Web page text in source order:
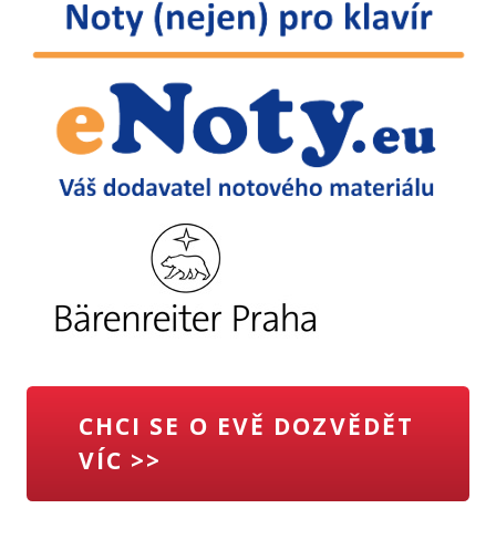
CHCI SE O EVĚ DOZVĚDĚT
VÍC >>